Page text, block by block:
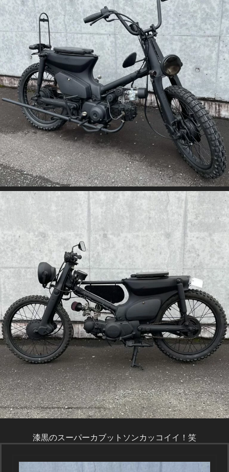
漆黒のスーパーカブットソンカッコイイ！笑